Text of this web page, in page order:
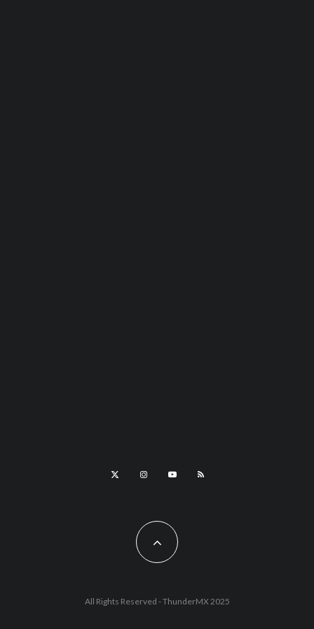
All Rights Reserved - ThunderMX 2025